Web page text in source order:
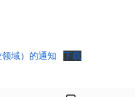
域）的通知 下载